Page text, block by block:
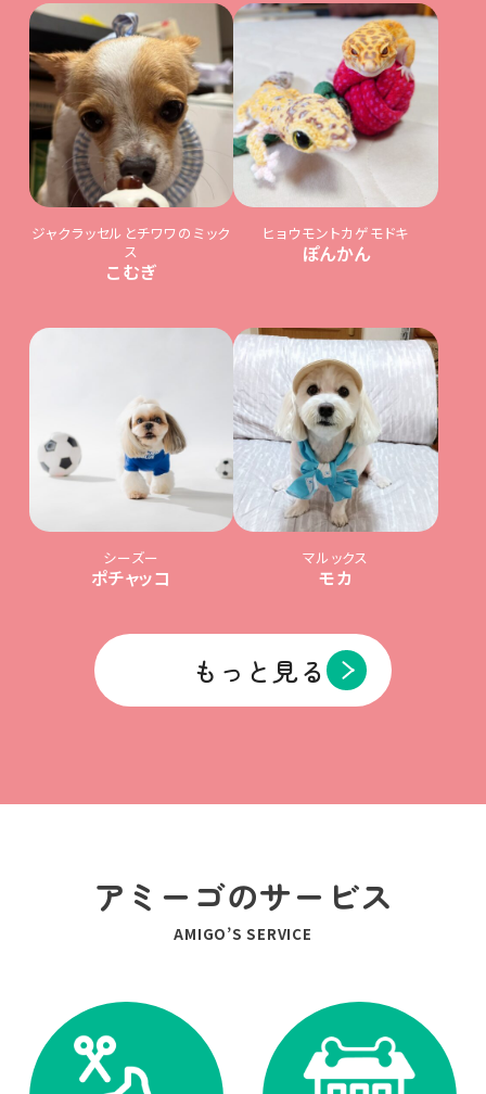
ジャクラッセルとチワワのミック
ス
こむぎ
ヒョウモントカゲモドキ
ぽんかん
シーズー
ポチャッコ
マルックス
モカ
もっと見る
アミーゴのサービス
AMIGO’S SERVICE